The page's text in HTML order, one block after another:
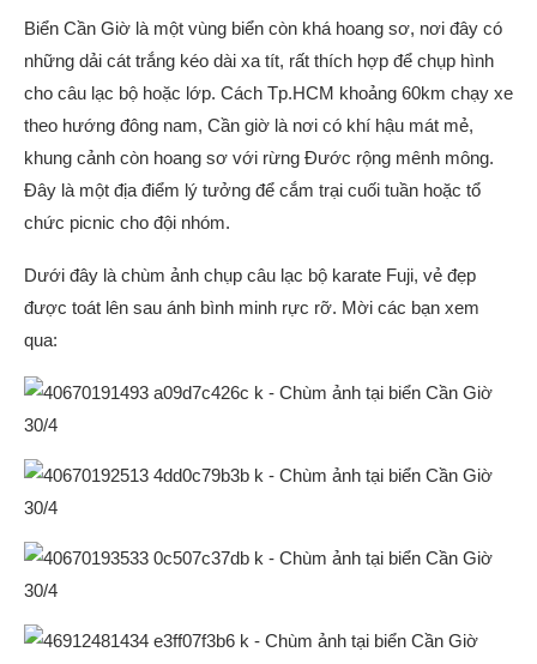
Biển Cần Giờ là một vùng biển còn khá hoang sơ, nơi đây có
những dải cát trắng kéo dài xa tít, rất thích hợp để chụp hình
cho câu lạc bộ hoặc lớp. Cách Tp.HCM khoảng 60km chạy xe
theo hướng đông nam, Cần giờ là nơi có khí hậu mát mẻ,
khung cảnh còn hoang sơ với rừng Đước rộng mênh mông.
Đây là một địa điểm lý tưởng để cắm trại cuối tuần hoặc tổ
chức picnic cho đội nhóm.
Dưới đây là chùm ảnh chụp câu lạc bộ karate Fuji, vẻ đẹp
được toát lên sau ánh bình minh rực rỡ. Mời các bạn xem
qua: